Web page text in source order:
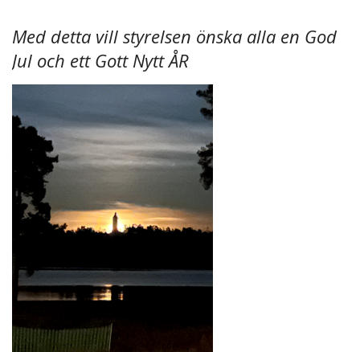
Med detta vill styrelsen önska alla en God
Jul och ett Gott Nytt ÅR